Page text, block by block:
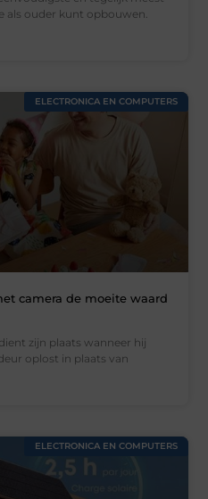
als ouder kunt opbouwen.
ELECTRONICA EN COMPUTERS
camera de moeite waard
zijn plaats wanneer hij
oplost in plaats van
ELECTRONICA EN COMPUTERS